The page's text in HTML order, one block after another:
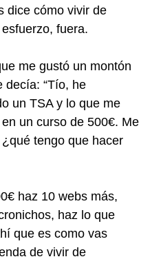
dice cómo vivir de
fuera.
me gustó un montón
decía: “Tío, he
un TSA y lo que me
un curso de 500€. Me
tengo que hacer
haz 10 webs más,
haz lo que
que es como vas
de vivir de